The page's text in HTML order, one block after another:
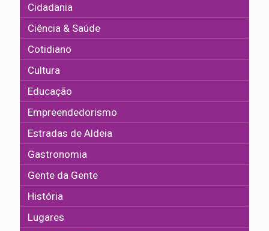
Cidadania
Ciência & Saúde
Cotidiano
Cultura
Educação
Empreendedorismo
Estradas de Aldeia
Gastronomia
Gente da Gente
História
Lugares